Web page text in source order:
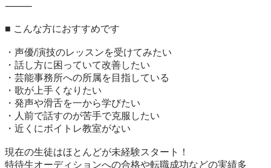
⸻
■ こんな方におすすめです
・声優/演技のレッスンを受けてみたい
・話し方に困っていて改善したい
・芸能事務所への所属を目指している
・歌が上手くなりたい
・発声や滑舌を一から学びたい
・人前で話すのが苦手で克服したい
・近くにボイトレ教室がない
現在の生徒はほとんどが未経験スタート！
特待生オーディションへの合格や転職成功などの実績多